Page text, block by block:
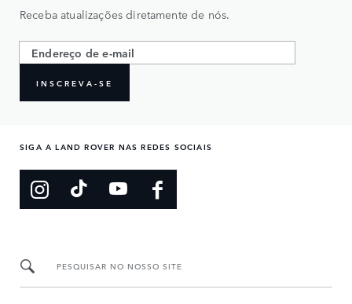
Receba atualizações diretamente de nós.
INSCREVA-SE
SIGA A LAND ROVER NAS REDES SOCIAIS
PESQUISAR NO NOSSO SITE